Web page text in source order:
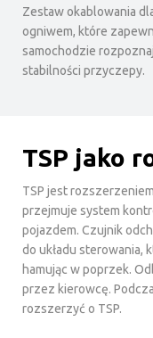
Zestaw okablowania
ogniwem, które
samochodzie
stabilności przyczepy.
TSP jako
TSP jest
przejmuje system
pojazdem. Czujnik
do układu sterowania,
hamując w poprzek.
przez kierowcę.
rozszerzyć o TSP.